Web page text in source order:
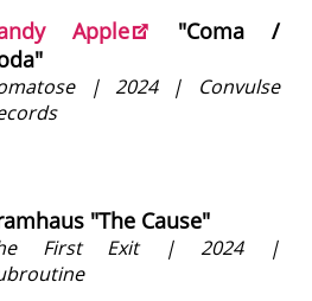
Apple
"Coma /
| 2024 | Convulse
"The Cause"
First Exit | 2024 |